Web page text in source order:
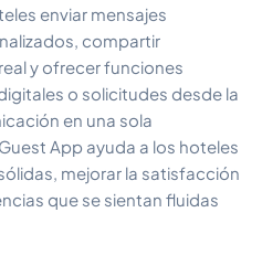
enviar mensajes
compartir
y ofrecer funciones
o solicitudes desde la
en una sola
App ayuda a los hoteles
mejorar la satisfacción
que se sientan fluidas